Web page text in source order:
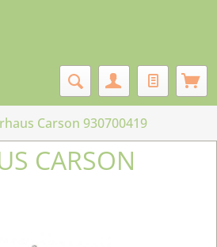
Carson 930700419
CARSON